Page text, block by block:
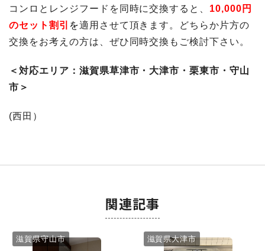
コンロとレンジフードを同時に交換すると、 10,000円
のセット割引 を適用させて頂きます。どちらか片方の
交換をお考えの方は、ぜひ同時交換もご検討下さい。
＜対応エリア：滋賀県草津市・大津市・栗東市・守山
市＞
(西田）
関連記事
滋賀県守山市 滋賀県大津市